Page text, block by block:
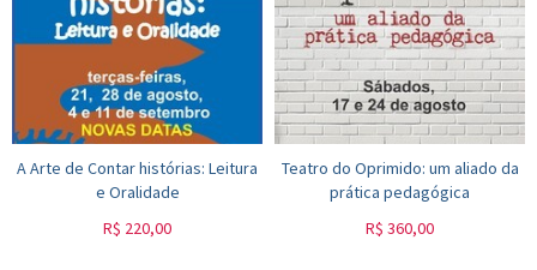
A Arte de Contar histórias: Leitura
e Oralidade
R$ 220,00
Teatro do Oprimido: um aliado da
prática pedagógica
R$ 360,00